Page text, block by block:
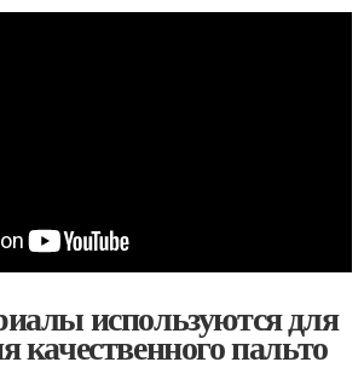
используются для
качественного пальто